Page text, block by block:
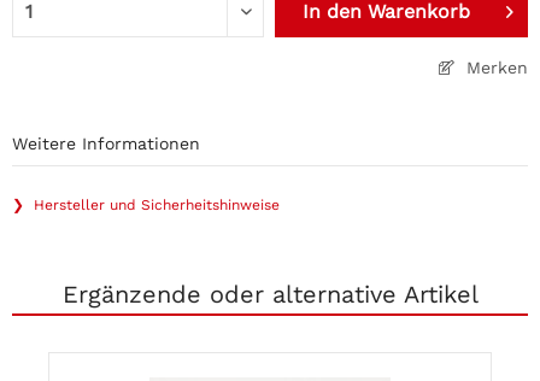
In den Warenkorb
Merken
Weitere Informationen
❯ Hersteller und Sicherheitshinweise
Ergänzende oder alternative Artikel